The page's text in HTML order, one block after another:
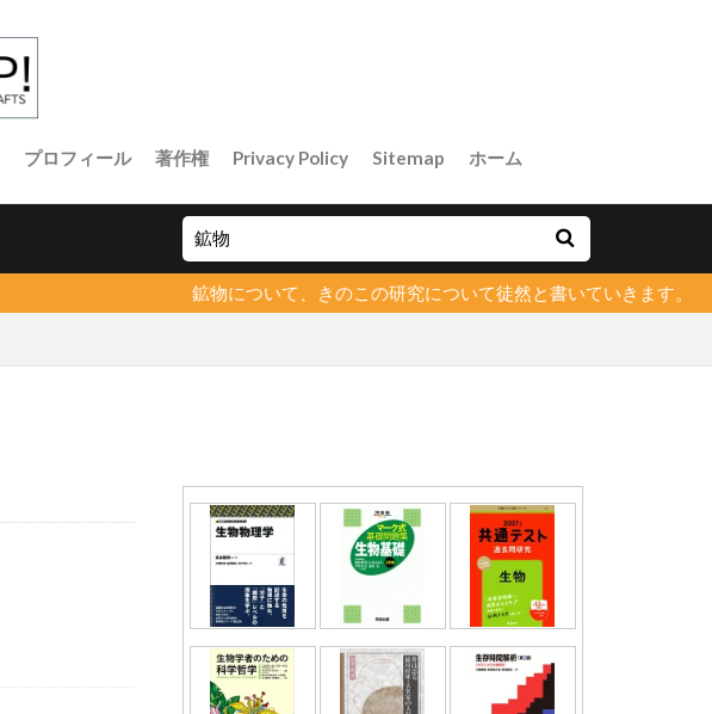
プロフィール 著作権 Privacy Policy Sitemap ホーム
鉱物について、きのこの研究について徒然と書いていきます。